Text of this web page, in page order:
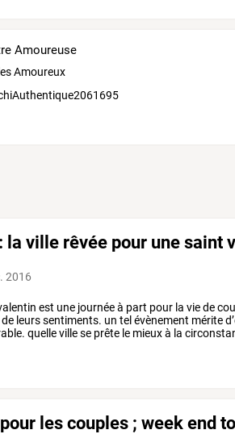
Amoureuse
Amoureux
la ville rêvée pour une saint
2016
est une journéeà part pour la viede
de leurssentiments. un tel évènement mérite
quellevillese prête le mieuxà la
les couples ; week end